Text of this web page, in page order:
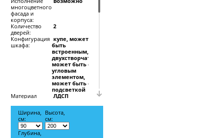
многоцветного
фасада и
корпуса:
Количество
дверей:
2
Конфигурация
шкафа:
купе, может
быть
встроенным,
двухстворчатый,
может быть с
угловым
элементом,
может быть с
подсветкой
Материал
ЛДСП
Материал
фасада:
ЛДСП +
фотопечать
Система
направляющих
для дверей:
Versal
Ширина,
см:
Высота,
см:
Глубина,